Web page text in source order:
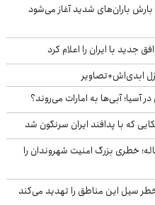
بارش باران‌های شدید آغاز می‌شود
جدید با ایران را اعلام کرد
ابدی‌اش+تصاویر
آسیا؛ آبی‌ها به امارات می‌روند؟
سگ‌های ولگرد به یک کودک ۹ ساله؛ خطری بزرگ امنیت شهروندان را
سیل این مناطق را تهدید می‌کند